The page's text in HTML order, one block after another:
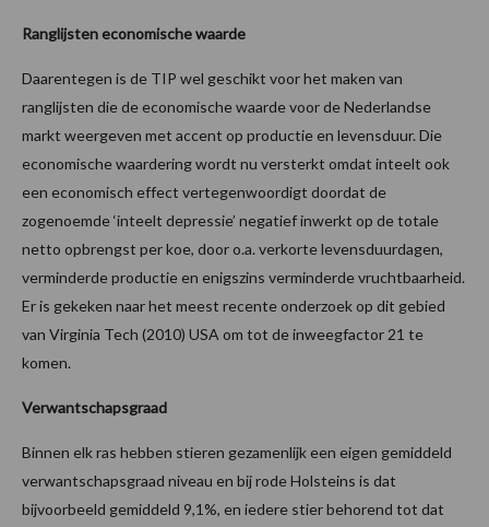
Ranglijsten economische waarde
Daarentegen is de TIP wel geschikt voor het maken van
ranglijsten die de economische waarde voor de Nederlandse
markt weergeven met accent op productie en levensduur. Die
economische waardering wordt nu versterkt omdat inteelt ook
een economisch effect vertegenwoordigt doordat de
zogenoemde ‘inteelt depressie’ negatief inwerkt op de totale
netto opbrengst per koe, door o.a. verkorte levensduurdagen,
verminderde productie en enigszins verminderde vruchtbaarheid.
Er is gekeken naar het meest recente onderzoek op dit gebied
van Virginia Tech (2010) USA om tot de inweegfactor 21 te
komen.
Verwantschapsgraad
Binnen elk ras hebben stieren gezamenlijk een eigen gemiddeld
verwantschapsgraad niveau en bij rode Holsteins is dat
bijvoorbeeld gemiddeld 9,1%, en iedere stier behorend tot dat